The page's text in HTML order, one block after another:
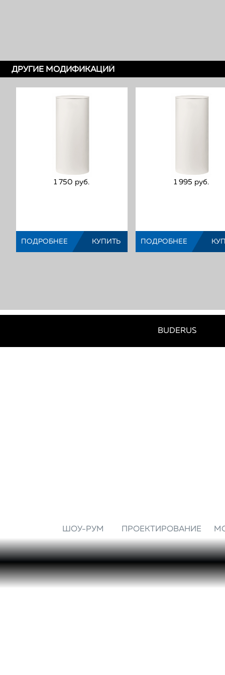
ДРУГИЕ МОДИФИКАЦИЙ
1 750 руб.
(Код:
ПОДРОБНЕЕ КУПИТЬ
1 995 руб.
(Код:
ПОДРОБНЕЕ
BUDERUS
ШОУ-РУМ ПРОЕКТИРОВАНИЕ